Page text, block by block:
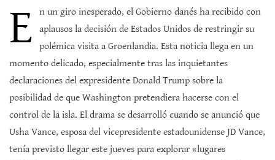
E
n un giro inesperado, el Gobierno danés ha recibido con
aplausos la decisión de Estados Unidos de restringir su
polémica visita a Groenlandia. Esta noticia llega en un
momento delicado, especialmente tras las inquietantes
declaraciones del expresidente Donald Trump sobre la
posibilidad de que Washington pretendiera hacerse con el
control de la isla. El drama se desarrolló cuando se anunció que
Usha Vance, esposa del vicepresidente estadounidense JD Vance,
tenía previsto llegar este jueves para explorar «lugares